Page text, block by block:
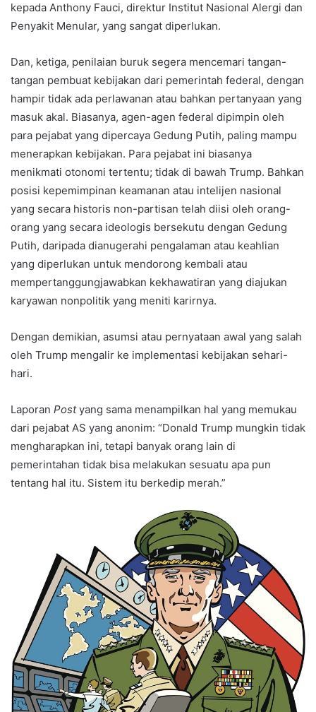
kepada Anthony Fauci, direktur Institut Nasional Alergi dan
Penyakit Menular, yang sangat diperlukan.
Dan, ketiga, penilaian buruk segera mencemari tangan-
tangan pembuat kebijakan dari pemerintah federal, dengan
hampir tidak ada perlawanan atau bahkan pertanyaan yang
masuk akal. Biasanya, agen-agen federal dipimpin oleh
para pejabat yang dipercaya Gedung Putih, paling mampu
menerapkan kebijakan. Para pejabat ini biasanya
menikmati otonomi tertentu; tidak di bawah Trump. Bahkan
posisi kepemimpinan keamanan atau intelijen nasional
yang secara historis non-partisan telah diisi oleh orang-
orang yang secara ideologis bersekutu dengan Gedung
Putih, daripada dianugerahi pengalaman atau keahlian
yang diperlukan untuk mendorong kembali atau
mempertanggungjawabkan kekhawatiran yang diajukan
karyawan nonpolitik yang meniti karirnya.
Dengan demikian, asumsi atau pernyataan awal yang salah
oleh Trump mengalir ke implementasi kebijakan sehari-
hari.
Laporan Postyang sama menampilkan hal yang memukau
dari pejabat AS yang anonim: “Donald Trump mungkin tidak
mengharapkan ini, tetapi banyak orang lain di
pemerintahan tidak bisa melakukan sesuatu apa pun
tentang hal itu. Sistem itu berkedip merah.”